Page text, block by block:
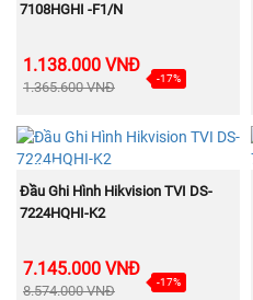
7108HGHI -F1/N
1.138.000 VNĐ
1.365.600 VNĐ
-17%
BÁN
CHẠY
MUA NGAY
Đầu Ghi Hình Hikvision TVI DS-
7224HQHI-K2
7.145.000 VNĐ
8.574.000 VNĐ
-17%